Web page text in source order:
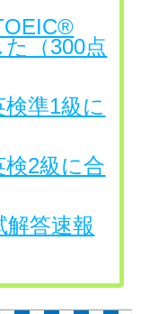
（300点
準1級に
2級に合
解答速報